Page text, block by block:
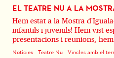
EL TEATRE NU A LA
Hem estat a la Mostra
infantils i juvenils! Hem vist
presentacions i reunions,
Notícies Teatre Nu Vincles amb el